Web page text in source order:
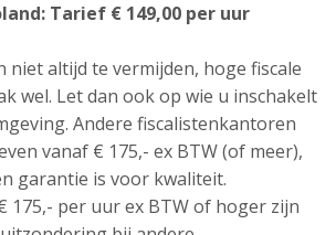
Tarief € 149,00 per uur
niet altijd te vermijden, hoge fiscale
wel. Let dan ook op wie u inschakelt
Andere fiscalistenkantoren
vanaf € 175,- ex BTW (of meer),
garantie is voor kwaliteit.
175,- per uur ex BTW of hoger zijn